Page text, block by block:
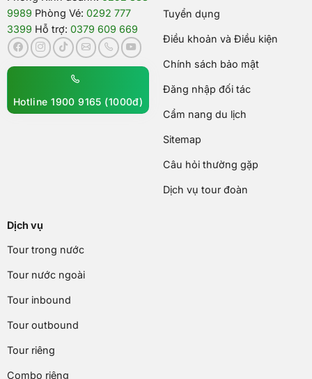
9989 Phòng Vé: 0292 777
3399 Hỗ trợ: 0379 609 669
Hotline 1900 9165 (1000đ)
Tuyển dụng
Điều khoản và Điều kiện
Chính sách bảo mật
Đăng nhập đối tác
Cẩm nang du lịch
Sitemap
Câu hỏi thường gặp
Dịch vụ tour đoàn
Dịch vụ
Tour trong nước
Tour nước ngoài
Tour inbound
Tour outbound
Tour riêng
Combo riêng